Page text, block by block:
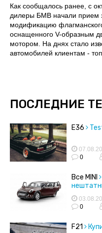
Как сообщалось ранее, с
дилеры БМВ начали прием
модификацию
оснащенного V-образным
мотором. На днях стало
автомобилей клиентам -
ПОСЛЕДНИЕ
E36
0
Все MINI
0
F21